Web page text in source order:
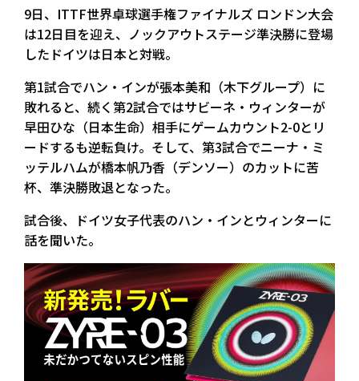
9日、ITTF世界卓球選手権ファイナルズ ロンドン大会
は12日目を迎え、ノックアウトステージ準決勝に登場
したドイツは日本と対戦。
第1試合でハン・インが張本美和（木下グループ）に
敗れると、続く第2試合ではサビーネ・ウィンターが
早田ひな（日本生命）相手にゲームカウント2-0とリ
ードするも逆転負け。そして、第3試合でニーナ・ミ
ッテルハムが橋本帆乃香（デンソー）のカットに苦
杯、準決勝敗退となった。
試合後、ドイツ女子代表のハン・インとウィンターに
話を聞いた。